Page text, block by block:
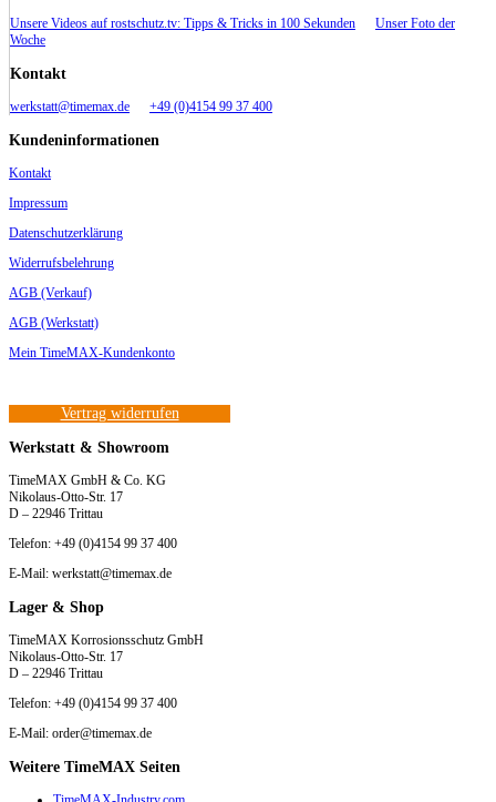
Unsere Videos auf rostschutz.tv: Tipps & Tricks in 100 Sekunden
Unser Foto der
Woche
Kontakt
werkstatt@timemax.de +49 (0)4154 99 37 400
Kundeninformationen
Kontakt
Impressum
Datenschutzerklärung
Widerrufsbelehrung
AGB (Verkauf)
AGB (Werkstatt)
Mein TimeMAX-Kundenkonto
Vertrag widerrufen
Werkstatt & Showroom
TimeMAX GmbH & Co. KG
Nikolaus-Otto-Str. 17
D – 22946 Trittau
Telefon: +49 (0)4154 99 37 400
E-Mail: werkstatt@timemax.de
Lager & Shop
TimeMAX Korrosionsschutz GmbH
Nikolaus-Otto-Str. 17
D – 22946 Trittau
Telefon: +49 (0)4154 99 37 400
E-Mail: order@timemax.de
Weitere TimeMAX Seiten